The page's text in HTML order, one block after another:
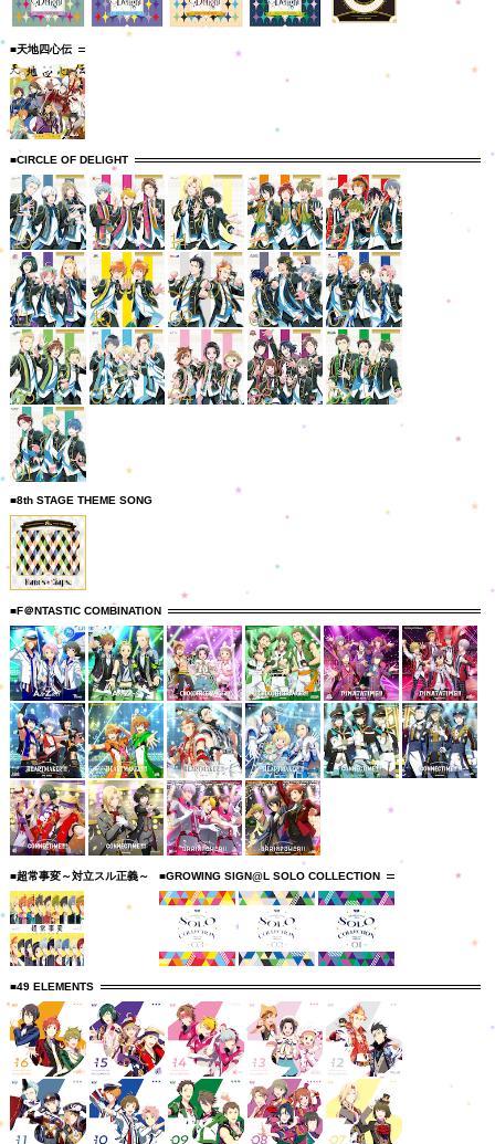
■天地四心伝
■CIRCLE OF DELIGHT
■8th STAGE THEME SONG
■F＠NTASTIC COMBINATION
■超常事変～対立スル正義～ ■GROWING SIGN@L SOLO COLLECTION
■49 ELEMENTS